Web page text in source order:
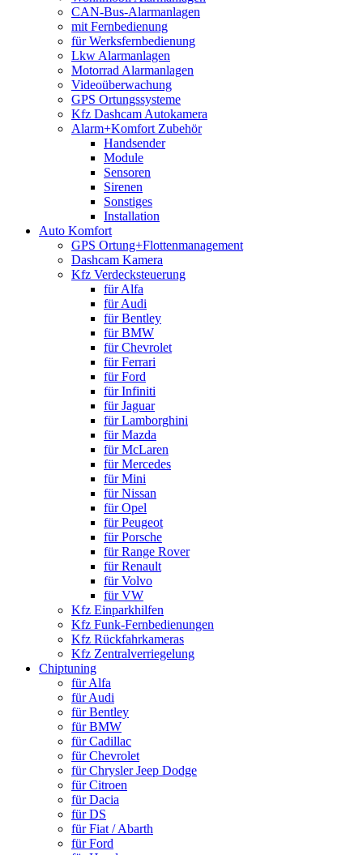
CAN-Bus-Alarmanlagen
mit Fernbedienung
für Werksfernbedienung
Lkw Alarmanlagen
Motorrad Alarmanlagen
Videoüberwachung
GPS Ortungssysteme
Kfz Dashcam Autokamera
Alarm+Komfort Zubehör
Handsender
Module
Sensoren
Sirenen
Sonstiges
Installation
Auto Komfort
GPS Ortung+Flottenmanagement
Dashcam Kamera
Kfz Verdecksteuerung
für Alfa
für Audi
für Bentley
für BMW
für Chevrolet
für Ferrari
für Ford
für Infiniti
für Jaguar
für Lamborghini
für Mazda
für McLaren
für Mercedes
für Mini
für Nissan
für Opel
für Peugeot
für Porsche
für Range Rover
für Renault
für Volvo
für VW
Kfz Einparkhilfen
Kfz Funk-Fernbedienungen
Kfz Rückfahrkameras
Kfz Zentralverriegelung
Chiptuning
für Alfa
für Audi
für Bentley
für BMW
für Cadillac
für Chevrolet
für Chrysler Jeep Dodge
für Citroen
für Dacia
für DS
für Fiat / Abarth
für Ford